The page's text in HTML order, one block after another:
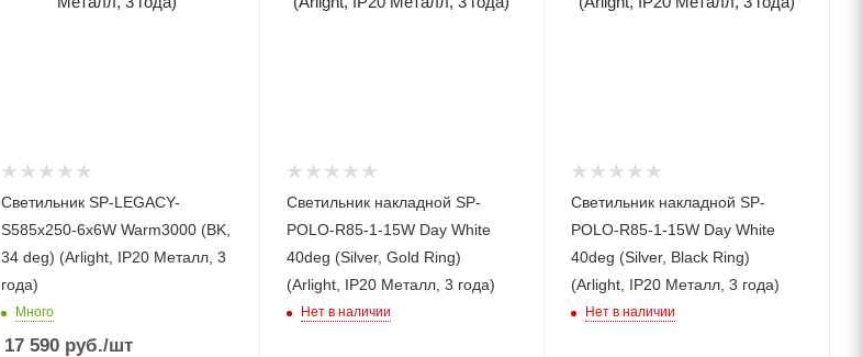
Светильник SP-LEGACY-
S585x250-6x6W Warm3000 (BK,
34 deg) (Arlight, IP20 Металл, 3
года)
Много
17 590руб./шт
Светильник накладной SP-
POLO-R85-1-15W Day White
40deg (Silver, Gold Ring)
(Arlight, IP20 Металл, 3 года)
Нет в наличии
Светильник накладной SP-
POLO-R85-1-15W Day White
40deg (Silver, Black Ring)
(Arlight, IP20 Металл, 3 года)
Нет в наличии